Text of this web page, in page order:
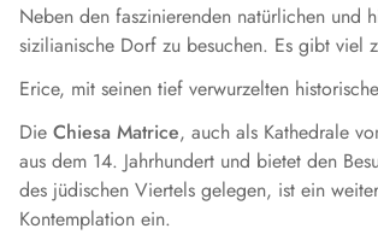
Neben den faszinierenden natürlichen und
sizilianische Dorf zu besuchen. Es gibt viel
Erice, mit seinen tief verwurzelten
Die Chiesa Matrice, auch als Kathedrale
aus dem 14. Jahrhundert und bietet den
des jüdischen Viertels gelegen, ist ein
Kontemplation ein.